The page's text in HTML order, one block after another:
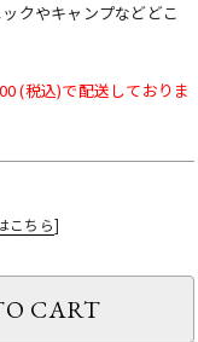
クやキャンプなどどこ
(税込)で配送しておりま
こちら]
CART